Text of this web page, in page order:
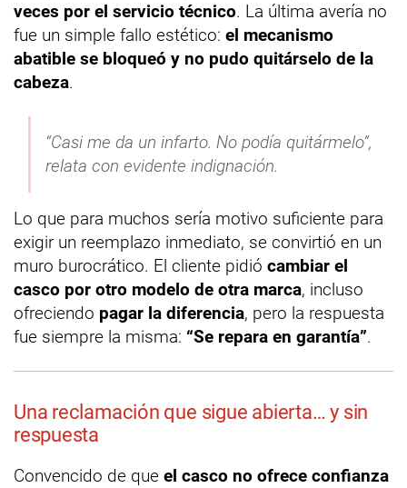
veces por el servicio técnico. La última avería no
fue un simple fallo estético: el mecanismo
abatible se bloqueó y no pudo quitárselo de la
cabeza.
“Casi me da un infarto. No podía quitármelo”,
relata con evidente indignación.
Lo que para muchos sería motivo suficiente para
exigir un reemplazo inmediato, se convirtió en un
muro burocrático. El cliente pidió cambiar el
casco por otro modelo de otra marca, incluso
ofreciendo pagar la diferencia, pero la respuesta
fue siempre la misma: “Se repara en garantía”.
Una reclamación que sigue abierta… y sin
respuesta
Convencido de que el casco no ofrece confianza